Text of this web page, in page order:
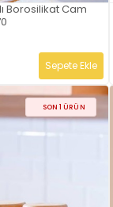
Borosilikat Cam
Sepete Ekle
SON 1 ÜRÜN